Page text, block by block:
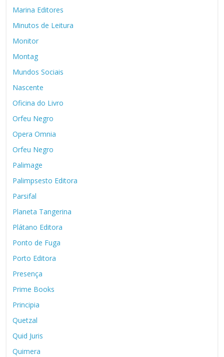
Marina Editores
Minutos de Leitura
Monitor
Montag
Mundos Sociais
Nascente
Oficina do Livro
Orfeu Negro
Opera Omnia
Orfeu Negro
Palimage
Palimpsesto Editora
Parsifal
Planeta Tangerina
Plátano Editora
Ponto de Fuga
Porto Editora
Presença
Prime Books
Principia
Quetzal
Quid Juris
Quimera